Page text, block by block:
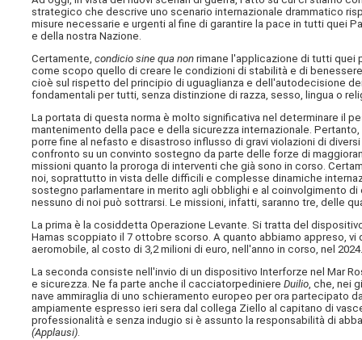
strategico che descrive uno scenario internazionale drammatico
misure necessarie e urgenti al fine di garantire la pace in tutti quei
e della nostra Nazione.
Certamente,condicio sine qua non rimane l'applicazione di tutti quei
come scopo quello di creare le condizioni di stabilità e di
cioè sul rispetto del principio di uguaglianza e dell'autodecisione
fondamentali per tutti, senza distinzione di razza, sesso, lingua o
La portata di questa norma è molto significativa nel determinare il
mantenimento della pace e della sicurezza internazionale.
porre fine al nefasto e disastroso influsso di gravi violazioni di
confronto su un convinto sostegno da parte delle forze di
missioni quanto la proroga di interventi che già sono in corso.
noi, soprattutto in vista delle difficili e complesse dinamiche
sostegno parlamentare in merito agli obblighi e al coinvolgimento
nessuno di noi può sottrarsi. Le missioni, infatti, saranno tre, delle
La prima è la cosiddetta Operazione Levante. Si tratta del
Hamas scoppiato il 7 ottobre scorso. A quanto abbiamo appreso,
aeromobile, al costo di 3,2 milioni di euro, nell'anno in corso, nel
La seconda consiste nell'invio di un dispositivo Interforze nel Mar
e sicurezza. Ne fa parte anche il cacciatorpediniereDuilio, che, nei
nave ammiraglia di uno schieramento europeo per ora partecipato
ampiamente espresso ieri sera dal collega Ziello al capitano di
professionalità e senza indugio si è assunto la responsabilità di
(Applausi).